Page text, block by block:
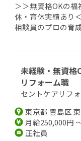
＞＞無資格OKの
休・育休実績あり
相談員のプロの育
未経験・無資格
リフォーム職
セントケアリフ
東京都 豊島区
月給250,000円
正社員